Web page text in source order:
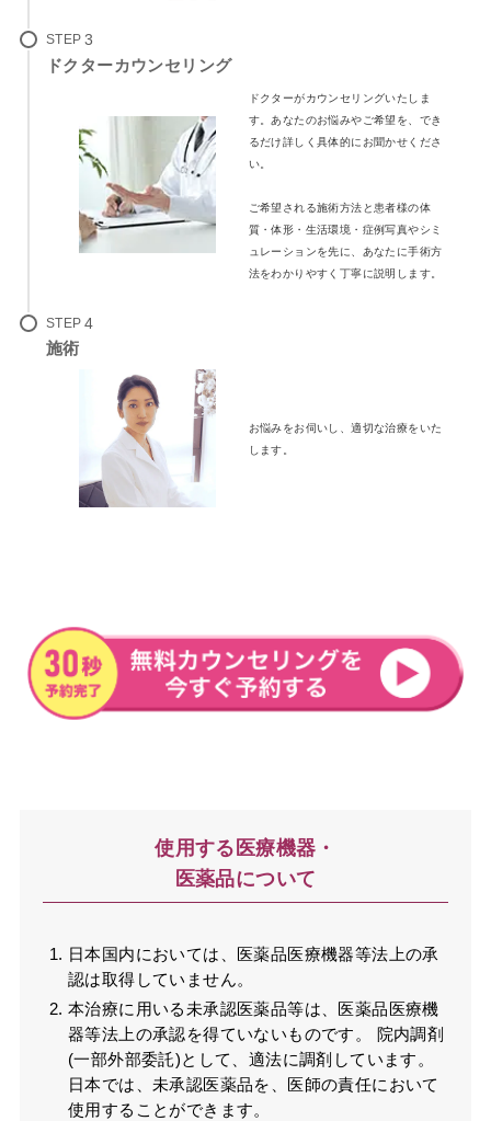
STEP
ドクターカウンセリング
ドクターがカウンセリングいたしま
す。あなたのお悩みやご希望を、でき
るだけ詳しく具体的にお聞かせくださ
い。
ご希望される施術方法と患者様の体
質・体形・生活環境・症例写真やシミ
ュレーションを先に、あなたに手術方
法をわかりやすく丁寧に説明します。
STEP
施術
お悩みをお伺いし、適切な治療をいた
します。
使用する医療機器・
医薬品について
日本国内においては、医薬品医療機器等法上の承
認は取得していません。
本治療に用いる未承認医薬品等は、医薬品医療機
器等法上の承認を得ていないものです。 院内調剤
(一部外部委託)として、適法に調剤しています。
日本では、未承認医薬品を、医師の責任において
使用することができます。